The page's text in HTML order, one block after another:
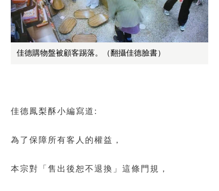
佳德購物盤被顧客踢落。（翻攝佳德臉書）
佳德鳳梨酥小編寫道:
為了保障所有客人的權益，
本宗對「售出後恕不退換」這條門規，